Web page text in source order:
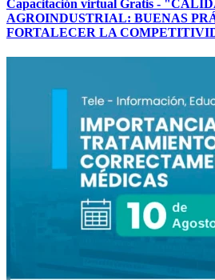
Capacitación virtual Gratis -
AGROINDUSTRIAL: BUENAS
FORTALECER LA